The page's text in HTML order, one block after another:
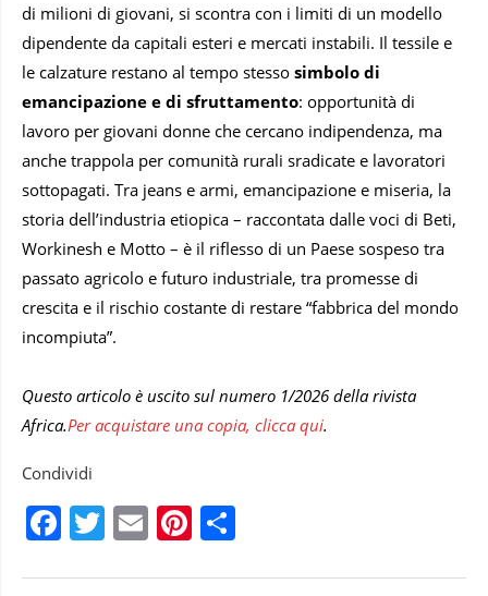
di milioni di giovani, si scontra con i limiti di un modello
dipendente da capitali esteri e mercati instabili. Il tessile e
le calzature restano al tempo stesso simbolo di
emancipazione e di sfruttamento: opportunità di
lavoro per giovani donne che cercano indipendenza, ma
anche trappola per comunità rurali sradicate e lavoratori
sottopagati. Tra jeans e armi, emancipazione e miseria, la
storia dell’industria etiopica – raccontata dalle voci di Beti,
Workinesh e Motto – è il riflesso di un Paese sospeso tra
passato agricolo e futuro industriale, tra promesse di
crescita e il rischio costante di restare “fabbrica del mondo
incompiuta”.
Questo articolo è uscito sul numero 1/2026 della rivista
Africa.Per acquistare una copia, clicca qui.
Condividi
Facebook
Twitter
EmailPinterest